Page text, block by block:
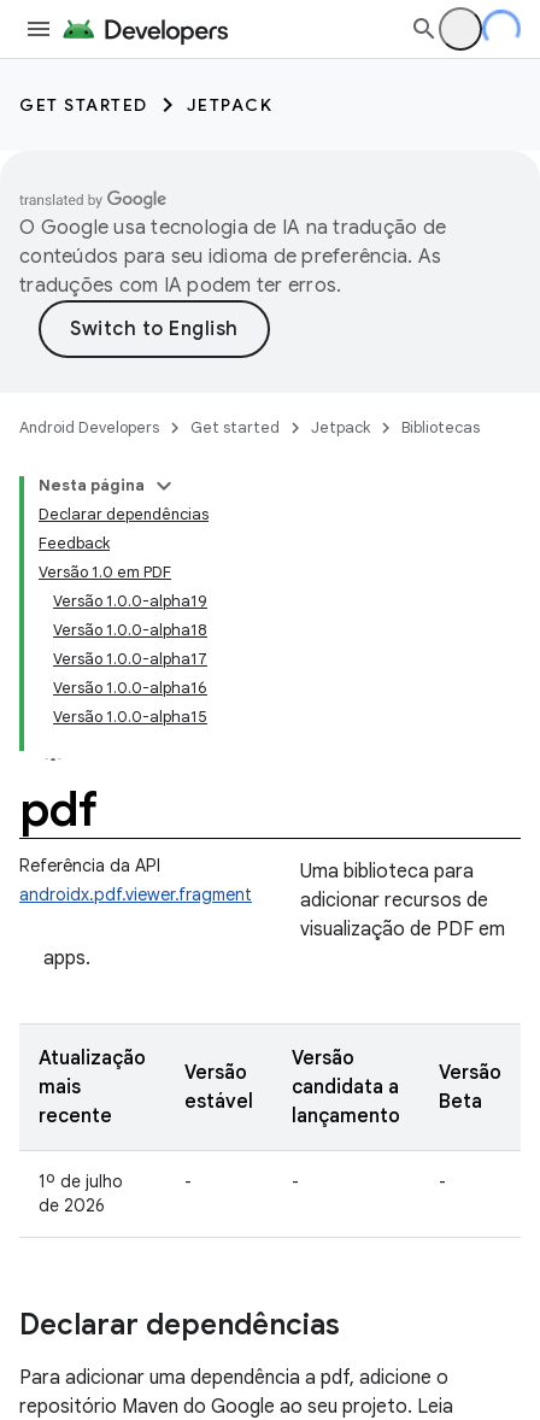
GET STARTED JETPACK
O Google usa tecnologia de IA na tradução de
conteúdos para seu idioma de preferência. As
traduções com IA podem ter erros.
Android Developers Get started Jetpack Bibliotecas
Nesta página
Declarar dependências
Feedback
Versão 1.0 em PDF
Versão 1.0.0-alpha19
Versão 1.0.0-alpha18
Versão 1.0.0-alpha17
Versão 1.0.0-alpha16
Versão 1.0.0-alpha15
pdf
Referência da API
androidx.pdf.viewer.fragment
Uma biblioteca para
adicionar recursos de
visualização de PDF em
apps.
Atualização
mais
recente
Versão
estável
Versão
candidata a
lançamento
Versão
Beta
1º de julho
de 2026
- - -
Declarar dependências
Para adicionar uma dependência a pdf, adicione o
repositório Maven do Google ao seu projeto. Leia